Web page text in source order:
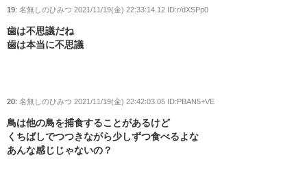
19: 名無しのひみつ 2021/11/19(金) 22:33:14.12 ID:r/dXSPp0
歯は不思議だね
歯は本当に不思議
20: 名無しのひみつ 2021/11/19(金) 22:42:03.05 ID:PBAN5+VE
鳥は他の鳥を捕食することがあるけど
くちばしでつつきながら少しずつ食べるよな
あんな感じじゃないの？